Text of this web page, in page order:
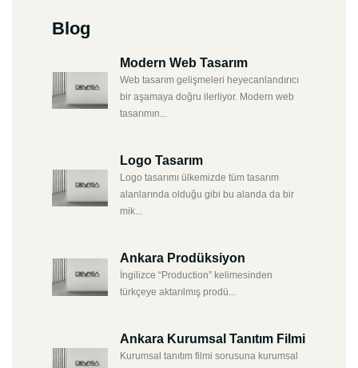
Blog
Modern Web Tasarım
Web tasarım gelişmeleri heyecanlandırıcı
bir aşamaya doğru ilerliyor. Modern web
tasarımın...
Logo Tasarım
Logo tasarımı ülkemizde tüm tasarım
alanlarında olduğu gibi bu alanda da bir
mik...
Ankara Prodüksiyon
İngilizce “Production” kelimesinden
türkçeye aktarılmış prodü...
Ankara Kurumsal Tanıtım Filmi
Kurumsal tanıtım filmi sorusuna kurumsal